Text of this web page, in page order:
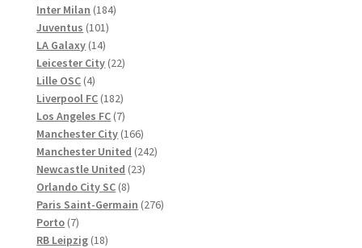
Produkte
Inter Milan 184184
Juventus 101101
LA Galaxy 1414
Produkte
Leicester City 2222
Lille OSC 44
Produkte
Liverpool FC 182182
Produkte
Los Angeles FC 77
Produkte
Manchester City 166166
Produkte
Manchester United 242242
Newcastle United 2323
Orlando City SC 88
Produkte
Paris Saint-Germain 276276
Porto 77
Produkte
RB Leipzig 1818